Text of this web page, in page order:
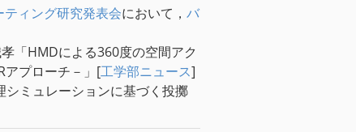
ィング研究発表会において， バ
「HMDによる360度の空間アク
アプローチ－」[工学部ニュース]
シミュレーションに基づく投擲